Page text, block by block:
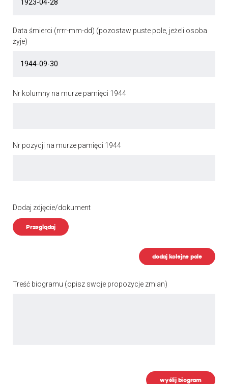
Data śmierci (rrrr-mm-dd) (pozostaw puste pole, jeżeli osoba
żyje)
Nr kolumny na murze pamięci 1944
Nr pozycji na murze pamięci 1944
Dodaj zdjęcie/dokument
Przeglądaj
dodaj kolejne pole
Treść biogramu (opisz swoje propozycje zmian)
wyślij biogram